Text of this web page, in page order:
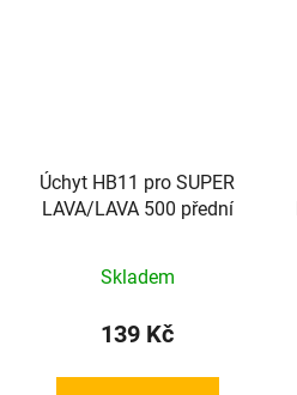
Úchyt HB11 pro SUPER
LAVA/LAVA 500 přední
Skladem
139 Kč